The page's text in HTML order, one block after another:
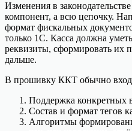
Изменения в
компонент, а всю цепочку.
формат фискальных
только 1С. Касса должна
реквизиты, сформировать
дальше.
В прошивку ККТ обычно
Поддержка
Состав и формат тегов
Алгоритмы